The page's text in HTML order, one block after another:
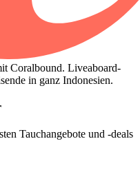
Coralbound. Liveaboard-
in ganz Indonesien.
Tauchangebote und -deals